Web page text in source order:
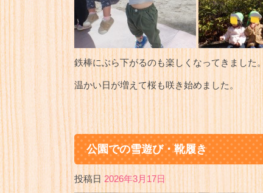
鉄棒にぶら下がるのも楽しくなってきました。
温かい日が増えて桜も咲き始めました。
公園での雪遊び・靴履き
投稿日 2026年3月17日